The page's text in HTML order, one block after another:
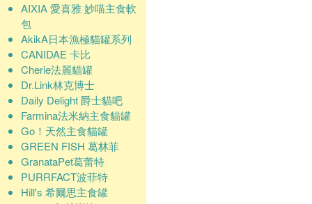
AIXIA 愛喜雅 妙喵主食軟
包
AkikA日本漁極貓罐系列
CANIDAE 卡比
Cherie法麗貓罐
Dr.Link林克博士
Daily Delight 爵士貓吧
Farmina法米納主食貓罐
Go！天然主食貓罐
GREEN FISH 葛林菲
GranataPet葛蕾特
PURRFACT波菲特
Hill's 希爾思主食罐